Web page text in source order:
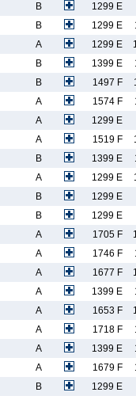
B
1299 E
B 1299 E
A 1299 E
B 1399 E
B 1497 F
A 1574 F
A
1299 E
A 1519 F
B 1399 E
A 1299 E
B
1299 E
B
1299 E
A 1705 F
A 1746 F
A 1677 F
A 1399 E
A 1653 F
A 1718 F
A 1399 E
A 1679 F
B
1299 E